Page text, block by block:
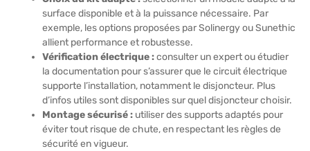
surface disponible et à la puissance nécessaire. Par
exemple, les options proposées par Solinergy ou Sunethic
allient performance et robustesse.
Vérification électrique :consulter un expert ou étudier
la documentation pour s’assurer que le circuit électrique
supporte l’installation, notamment le disjoncteur. Plus
d’infos utiles sont disponibles sur quel disjoncteur choisir.
Montage sécurisé : utiliser des supports adaptés pour
éviter tout risque de chute, en respectant les règles de
sécurité en vigueur.